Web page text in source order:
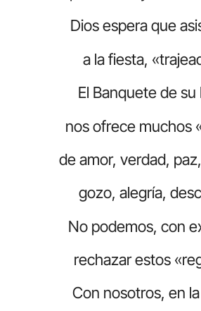
Dios espera que
a la fiesta,
El Banquete de su
nos ofrece muchos
de amor, verdad,
gozo, alegría,
No podemos, con
rechazar estos
Con nosotros, en